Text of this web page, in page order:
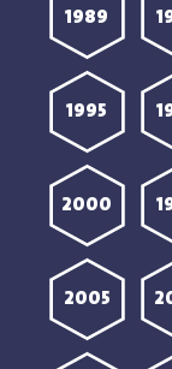
1989
1995
2000
2005